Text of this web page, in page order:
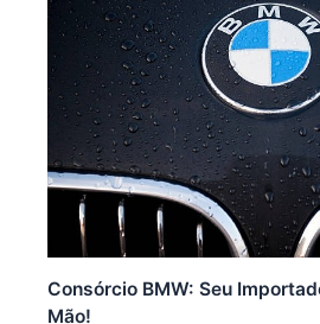
Consórcio BMW: Seu
Mão!